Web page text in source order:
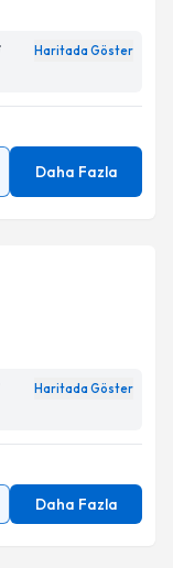
Haritada Göster
Daha Fazla
Haritada Göster
Daha Fazla